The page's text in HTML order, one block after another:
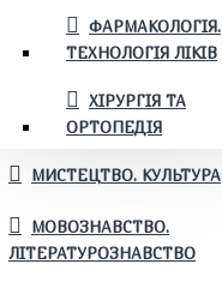
ФАРМАКОЛОГІЯ.
ТЕХНОЛОГІЯ ЛІКІВ
ХІРУРГІЯ ТА
ОРТОПЕДІЯ
МИСТЕЦТВО. КУЛЬТУРА
МОВОЗНАВСТВО.
ЛІТЕРАТУРОЗНАВСТВО